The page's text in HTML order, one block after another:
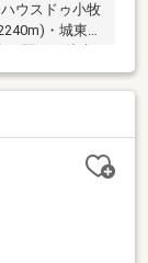
ウスドゥ小牧
・城東中
待機している
のご都合のよ
のご不安お任
お任せくださ
ートいたしま